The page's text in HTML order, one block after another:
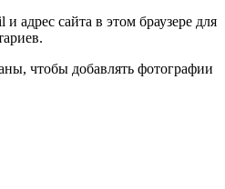
адрес сайта в этом браузере для
чтобы добавлять фотографии